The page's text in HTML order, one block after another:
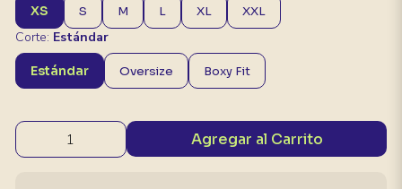
XS S M L XL XXL
Corte: Estándar
Estándar Oversize Boxy Fit
Agregar al Carrito